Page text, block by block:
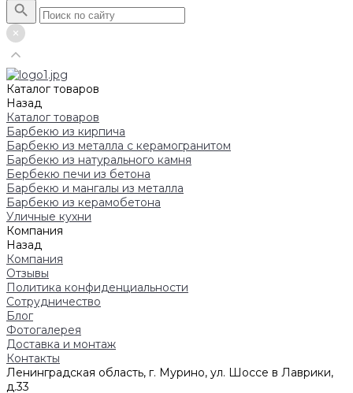
Каталог товаров
Назад
Каталог товаров
Барбекю из кирпича
Барбекю из металла с керамогранитом
Барбекю из натурального камня
Бербекю печи из бетона
Барбекю и мангалы из металла
Барбекю из керамобетона
Уличные кухни
Компания
Назад
Компания
Отзывы
Политика конфиденциальности
Сотрудничество
Блог
Фотогалерея
Доставка и монтаж
Контакты
Ленинградская область, г. Мурино, ул. Шоссе в Лаврики,
д.33